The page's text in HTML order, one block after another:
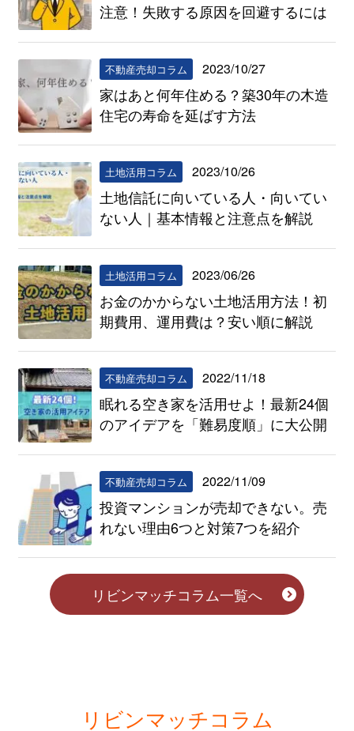
注意！失敗する原因を回避するには
不動産売却コラム 2023/10/27
家はあと何年住める？築30年の木造
住宅の寿命を延ばす方法
土地活用コラム 2023/10/26
土地信託に向いている人・向いてい
ない人｜基本情報と注意点を解説
土地活用コラム 2023/06/26
お金のかからない土地活用方法！初
期費用、運用費は？安い順に解説
不動産売却コラム 2022/11/18
眠れる空き家を活用せよ！最新24個
のアイデアを「難易度順」に大公開
不動産売却コラム 2022/11/09
投資マンションが売却できない。売
れない理由6つと対策7つを紹介
リビンマッチコラム一覧へ
リビンマッチコラム